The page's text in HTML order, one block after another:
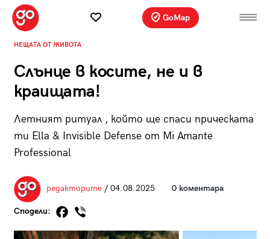
GoMap
НЕЩАТА ОТ ЖИВОТА
Слънце в косите, не и в
краищата!
Летният ритуал , който ще спаси прическата
ти Ella & Invisible Defense от Mi Amante
Professional
редакторите/ 04.08.2025 0 коментара
Сподели: